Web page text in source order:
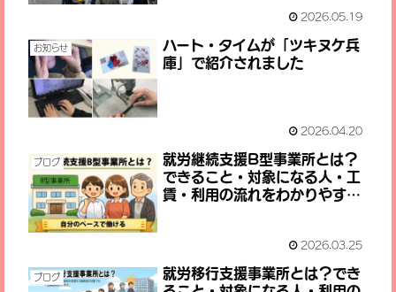
2026.05.19
お知らせ
ハート・タイムが「ツキヌケ兵
庫」で紹介されました
2026.04.20
ブログ
就労継続支援B型事業所とは？
できること・対象になる人・工
賃・利用の流れをわかりやすく
2026.03.25
ブログ
就労移行支援事業所とは？でき